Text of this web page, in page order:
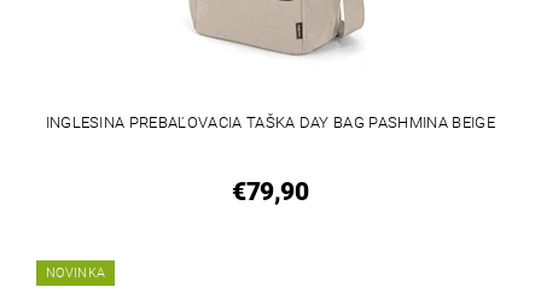
INGLESINA PREBAĽOVACIA TAŠKA DAY BAG PASHMINA BEIGE
€79,90
NOVINKA